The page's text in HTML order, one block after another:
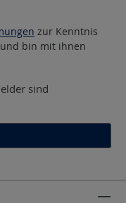
zur Kenntnis
bin mit ihnen
sind